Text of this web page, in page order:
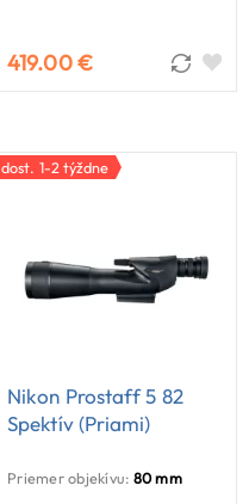
419.00 €
dost. 1-2 týždne
Nikon Prostaff 5 82
Spektív (priami)
Priemer objekívu: 80 mm